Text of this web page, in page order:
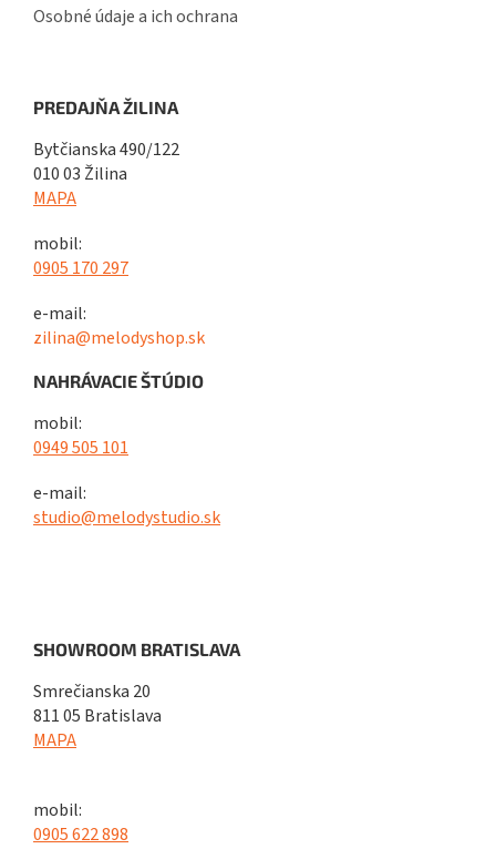
Osobné údaje a ich ochrana
PREDAJŇA ŽILINA
Bytčianska 490/122
010 03 Žilina
MAPA
mobil:
0905 170 297
e-mail:
zilina@melodyshop.sk
NAHRÁVACIE ŠTÚDIO
mobil:
0949 505 101
e-mail:
studio@melodystudio.sk
SHOWROOM BRATISLAVA
Smrečianska 20
811 05 Bratislava
MAPA
mobil:
0905 622 898